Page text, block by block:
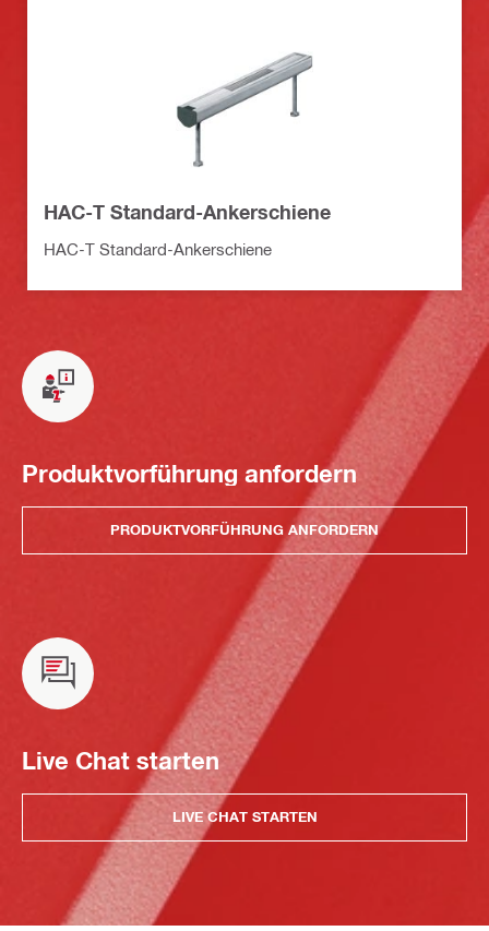
HAC-T Standard-Ankerschiene
HAC-T Standard-Ankerschiene
Produktvorführung anfordern
PRODUKTVORFÜHRUNG ANFORDERN
Live Chat starten
LIVE CHAT STARTEN